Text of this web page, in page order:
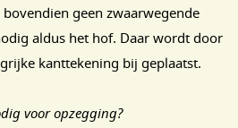
geen zwaarwegende
aldus het hof. Daar wordt door
kanttekening bij geplaatst.
voor opzegging?